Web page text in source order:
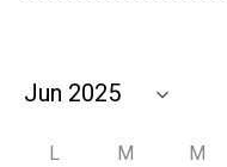
L M M